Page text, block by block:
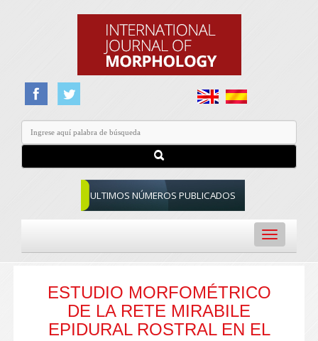
ULTIMOS NÚMEROS PUBLICADOS
Toggle
navigation
ESTUDIO MORFOMÉTRICO
DE LA RETE MIRABILE
EPIDURAL ROSTRAL EN EL